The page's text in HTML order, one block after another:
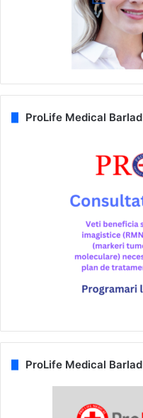
ProLife Medical Barlad
ProLife Medical Barlad